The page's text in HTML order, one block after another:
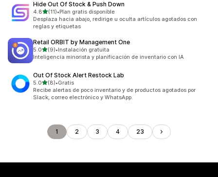
Hide Out Of Stock & Push Down
4.8de 5 estrellas
(11)
11 reseñas en total
•Plan gratis disponible
Desplaza hacia abajo, redirige u oculta artículos agotados con
reglas y etiquetas
Retail ORBIT by Management One
5.0de 5 estrellas
(9)
9 reseñas en total
•Instalación gratuita
Inteligencia minorista y planificación de inventario con IA
Out Of Stock Alert Restock Lab
5.0de 5 estrellas
(8)
8 reseñas en total
•Gratis
Recibe alertas de poco inventario y de productos agotados por
Slack, correo electrónico y WhatsApp.
1 2 3 4 23